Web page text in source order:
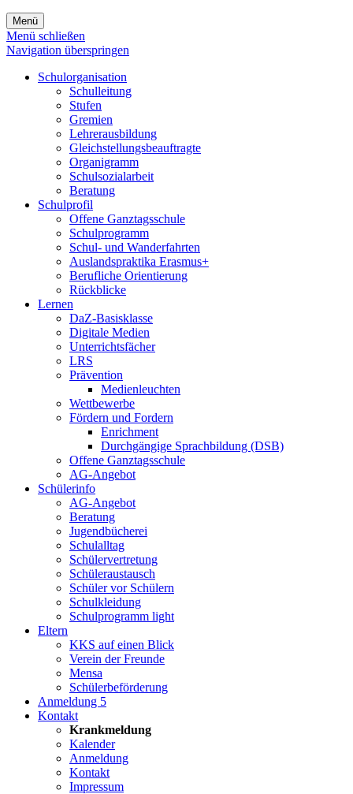
Menü
Menü schließen
Navigation überspringen
Schulorganisation
Schulleitung
Stufen
Gremien
Lehrerausbildung
Gleichstellungsbeauftragte
Organigramm
Schulsozialarbeit
Beratung
Schulprofil
Offene Ganztagsschule
Schulprogramm
Schul- und Wanderfahrten
Auslandspraktika Erasmus+
Berufliche Orientierung
Rückblicke
Lernen
DaZ-Basisklasse
Digitale Medien
Unterrichtsfächer
LRS
Prävention
Medienleuchten
Wettbewerbe
Fördern und Fordern
Enrichment
Durchgängige Sprachbildung (DSB)
Offene Ganztagsschule
AG-Angebot
Schülerinfo
AG-Angebot
Beratung
Jugendbücherei
Schulalltag
Schülervertretung
Schüleraustausch
Schüler vor Schülern
Schulkleidung
Schulprogramm light
Eltern
KKS auf einen Blick
Verein der Freunde
Mensa
Schülerbeförderung
Anmeldung 5
Kontakt
Krankmeldung
Kalender
Anmeldung
Kontakt
Impressum